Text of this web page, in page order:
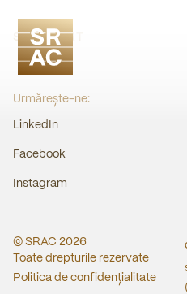
SRAC CERT
Urmărește-ne:
LinkedIn
Facebook
Instagram
© SRAC 2026
Toate drepturile rezervate
Politica de confidențialitate